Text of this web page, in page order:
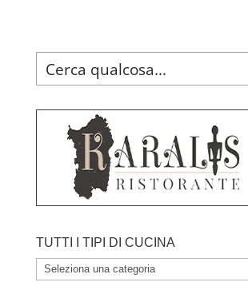
TUTTI I TIPI DI CUCINA
TUTTI